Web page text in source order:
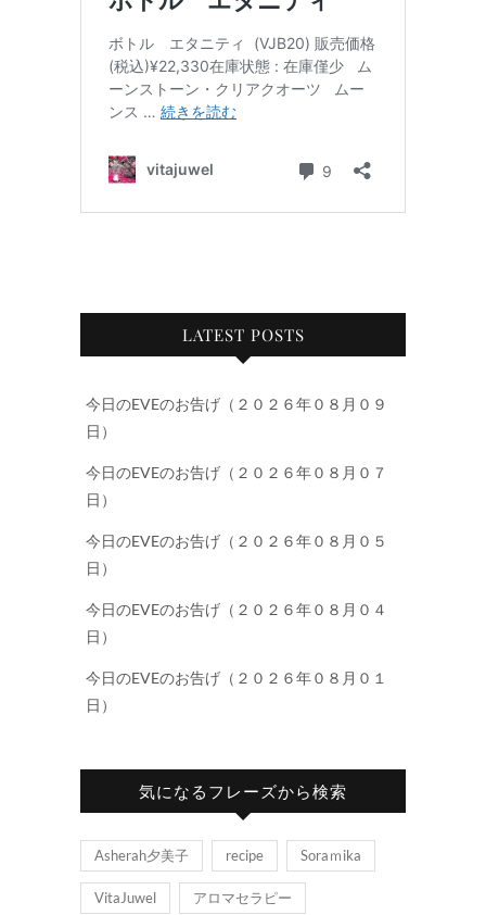
LATEST POSTS
今日のEVEのお告げ（２０２６年０８月０９
日）
今日のEVEのお告げ（２０２６年０８月０７
日）
今日のEVEのお告げ（２０２６年０８月０５
日）
今日のEVEのお告げ（２０２６年０８月０４
日）
今日のEVEのお告げ（２０２６年０８月０１
日）
気になるフレーズから検索
Asherah夕美子 recipe Soraｍika
VitaJuwel アロマセラピー